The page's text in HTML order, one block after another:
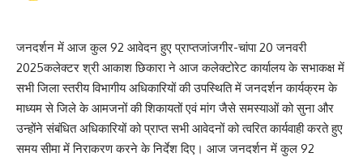
जनदर्शन में आज कुल 92 आवेदन हुए प्राप्तजांजगीर-चांपा 20 जनवरी
2025कलेक्टर श्री आकाश छिकारा ने आज कलेक्टोरेट कार्यालय के सभाकक्ष में
सभी जिला स्तरीय विभागीय अधिकारियों की उपस्थिति में जनदर्शन कार्यक्रम के
माध्यम से जिले के आमजनों की शिकायतों एवं मांग जैसे समस्याओं को सुना और
उन्होंने संबंधित अधिकारियों को प्राप्त सभी आवेदनों को त्वरित कार्यवाही करते हुए
समय सीमा में निराकरण करने के निर्देश दिए। आज जनदर्शन में कुल 92